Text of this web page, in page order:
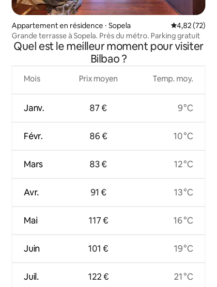
Appartement en résidence ⋅ Sopela Évaluation
4,82 (72)
Grande terrasse à Sopela. Près du métro. Parking gratuit
Quel est le meilleur moment pour visiter
Bilbao ?
Mois
Janv.
Févr.
Mars
Avr.
Mai
Juin
Juil.
Prix moyen
87 €
86 €
83 €
91 €
117 €
101 €
122 €
Temp. moy.
9 °C
10 °C
12 °C
13 °C
16 °C
19 °C
21 °C